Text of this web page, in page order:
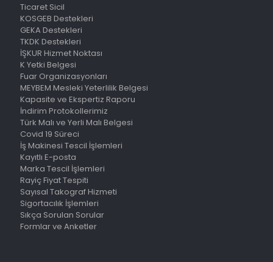
Ticaret Sicil
KOSGEB Destekleri
GEKA Destekleri
TKDK Destekleri
İŞKUR Hizmet Noktası
K Yetki Belgesi
Fuar Organizasyonları
MEYBEM Mesleki Yeterlilik Belgesi
Kapasite ve Ekspertiz Raporu
İndirim Protokollerimiz
Türk Malı ve Yerli Malı Belgesi
Covid 19 Süreci
İş Makinesi Tescil İşlemleri
Kayıtlı E-posta
Marka Tescil İşlemleri
Rayiç Fiyat Tespiti
Sayısal Takograf Hizmeti
Sigortacılık İşlemleri
Sıkça Sorulan Sorular
Formlar ve Anketler